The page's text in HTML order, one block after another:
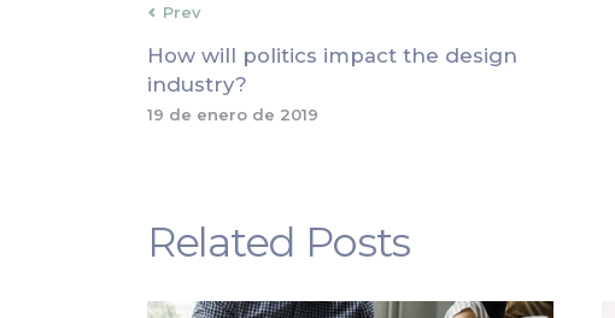
Prev
How will politics impact the design
industry?
19 de enero de 2019
Related Posts